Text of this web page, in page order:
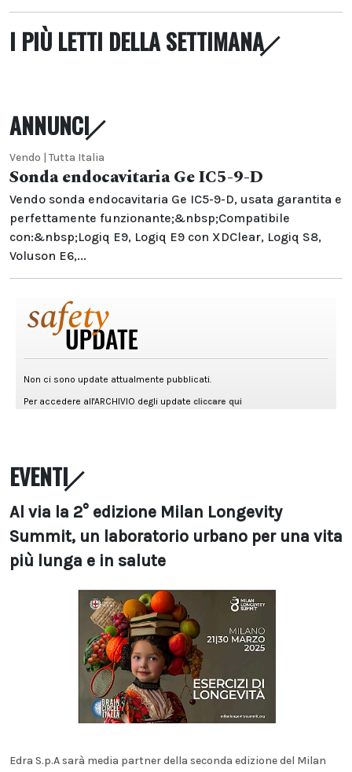
I PIÙ LETTI DELLA SETTIMANA
ANNUNCI
Vendo | Tutta Italia
Sonda endocavitaria Ge IC5-9-D
Vendo sonda endocavitaria Ge IC5-9-D, usata garantita e
perfettamente funzionante;&nbsp;Compatibile
con:&nbsp;Logiq E9, Logiq E9 con XDClear, Logiq S8,
Voluson E6,...
EVENTI
Al via la 2° edizione Milan Longevity
Summit, un laboratorio urbano per una vita
più lunga e in salute
Edra S.p.A sarà media partner della seconda edizione del Milan